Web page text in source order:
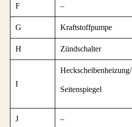
F –
G Kraftstoffpumpe
H Zündschalter
I
Heckscheibenheizung/
Seitenspiegel
J –